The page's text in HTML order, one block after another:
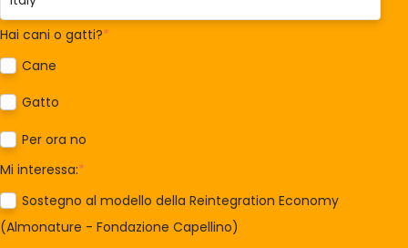
Hai cani o gatti?*
Cane
Gatto
Per ora no
Mi interessa:*
Sostegno al modello della Reintegration Economy
(Almonature - Fondazione Capellino)